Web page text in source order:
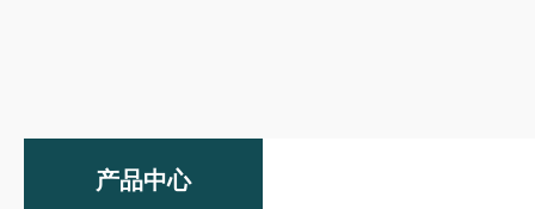
产品中心